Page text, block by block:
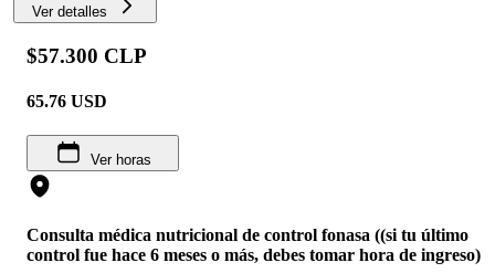
Ver detalles
$57.300 CLP
65.76 USD
Ver horas
Consulta médica nutricional de control fonasa ((si tu último
control fue hace 6 meses o más, debes tomar hora de ingreso)